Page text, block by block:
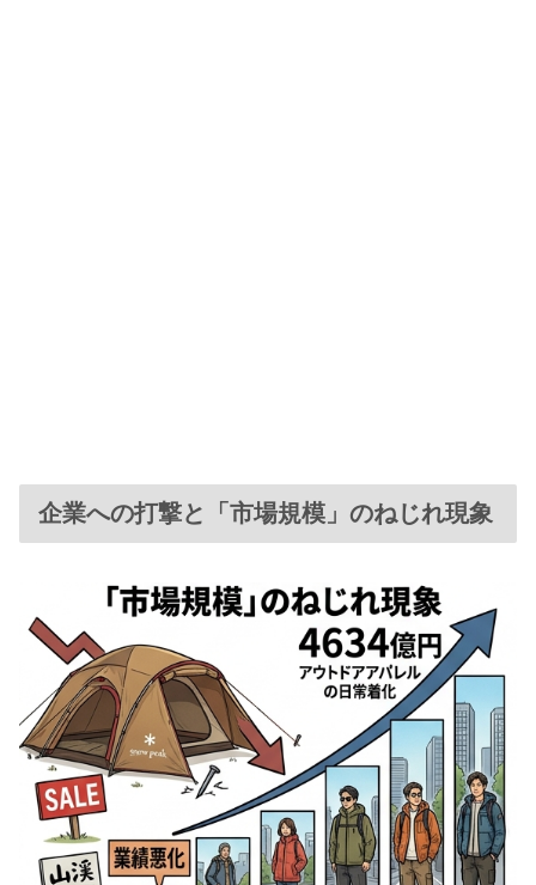
企業への打撃と「市場規模」のねじれ現象